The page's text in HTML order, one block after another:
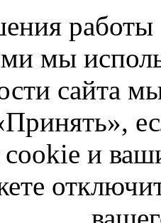
работы
мы
сайта
cookie и